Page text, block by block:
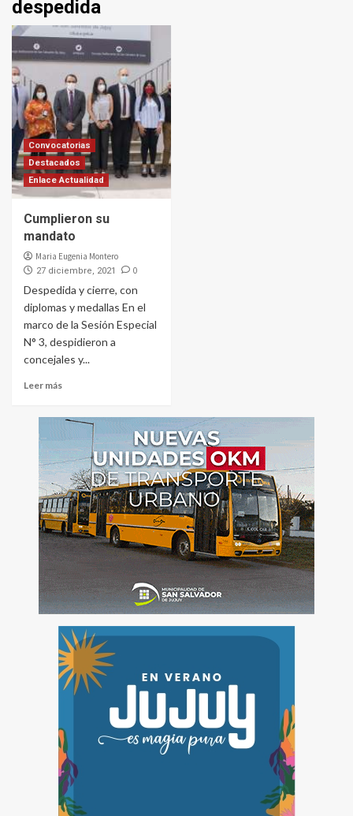
despedida
Convocatorias
Destacados
Enlace Actualidad
Cumplieron su
mandato
Maria Eugenia Montero
27 diciembre, 2021 0
Despedida y cierre, con
diplomas y medallas En el
marco de la Sesión Especial
N° 3, despidieron a
concejales y...
Leer más